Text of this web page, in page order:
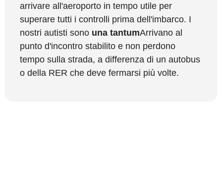
arrivare all'aeroporto in tempo utile per
superare tutti i controlli prima dell'imbarco. I
nostri autisti sono una tantumArrivano al
punto d'incontro stabilito e non perdono
tempo sulla strada, a differenza di un autobus
o della RER che deve fermarsi più volte.